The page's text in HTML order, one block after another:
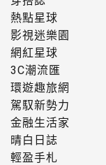
熱點星球
影視迷樂園
網紅星球
3C潮流匯
環遊趣旅網
駕馭新勢力
金融生活家
晴白日誌
輕盈手札